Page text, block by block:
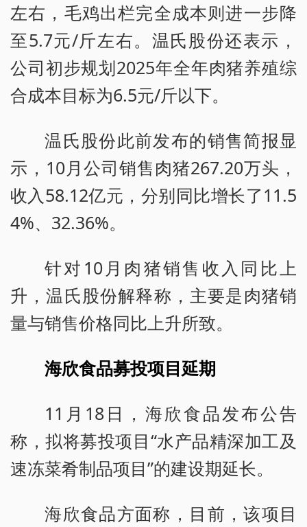
左右，毛鸡出栏完全成本则进一步降
至5.7元/斤左右。温氏股份还表示，
公司初步规划2025年全年肉猪养殖综
合成本目标为6.5元/斤以下。
温氏股份此前发布的销售简报显
示，10月公司销售肉猪267.20万头，
收入58.12亿元，分别同比增长了11.5
4%、32.36%。
针对10月肉猪销售收入同比上
升，温氏股份解释称，主要是肉猪销
量与销售价格同比上升所致。
海欣食品募投项目延期
11月18日，海欣食品发布公告
称，拟将募投项目“水产品精深加工及
速冻菜肴制品项目”的建设期延长。
海欣食品方面称，目前，该项目